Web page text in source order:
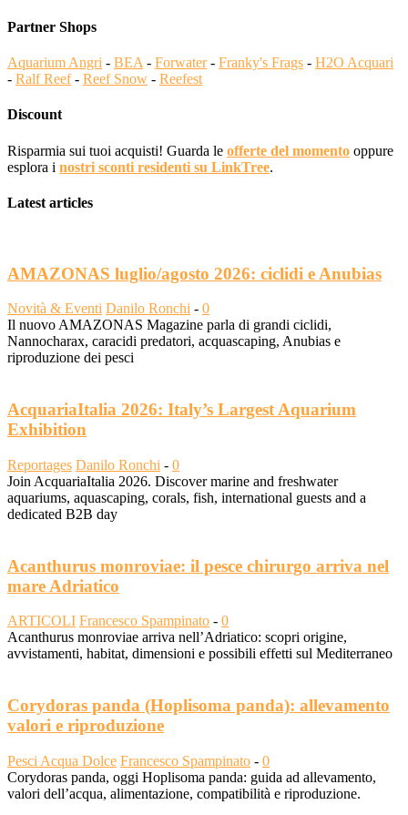
Partner Shops
Aquarium Angri - BEA - Forwater- Franky's Frags - H2O Acquari
- Ralf Reef- Reef Snow - Reefest
Discount
Risparmia sui tuoi acquisti! Guarda le offerte del momento oppure
esplora i nostri sconti residenti su LinkTree.
Latest articles
AMAZONAS luglio/agosto 2026: ciclidi e Anubias
Novità & Eventi Danilo Ronchi - 0
Il nuovo AMAZONAS Magazine parla di grandi ciclidi,
Nannocharax, caracidi predatori, acquascaping, Anubias e
riproduzione dei pesci
AcquariaItalia 2026: Italy’s Largest Aquarium
Exhibition
Reportages Danilo Ronchi - 0
Join AcquariaItalia 2026. Discover marine and freshwater
aquariums, aquascaping, corals, fish, international guests and a
dedicated B2B day
Acanthurus monroviae: il pesce chirurgo arriva nel
mare Adriatico
ARTICOLI Francesco Spampinato - 0
Acanthurus monroviae arriva nell’Adriatico: scopri origine,
avvistamenti, habitat, dimensioni e possibili effetti sul Mediterraneo
Corydoras panda (Hoplisoma panda): allevamento
valori e riproduzione
Pesci Acqua Dolce Francesco Spampinato - 0
Corydoras panda, oggi Hoplisoma panda: guida ad allevamento,
valori dell’acqua, alimentazione, compatibilità e riproduzione.